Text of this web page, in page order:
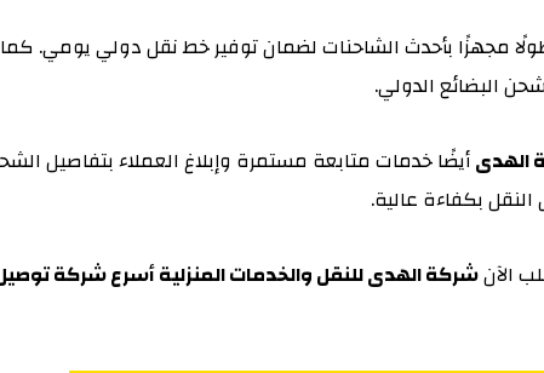
مجهزًا بأحدث الشاحنات لضمان توفير خط نقل دولي يومي.
البضائع الدولي.
الهدىأيضًا خدمات متابعة مستمرة وإبلاغ العملاء بتفاصيل
بكفاءة عالية.
الآنشركة الهدى للنقل والخدمات المنزلية أسرع شركة